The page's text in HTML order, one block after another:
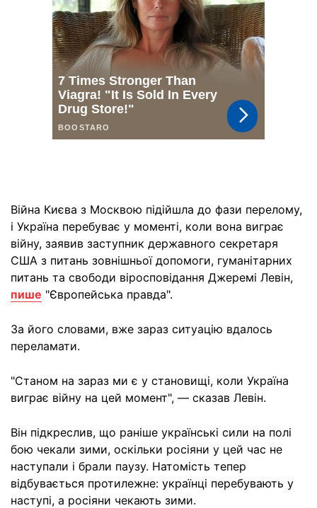
Війна Києва з Москвою підійшла до фази перелому,
і Україна перебуває у моменті, коли вона виграє
війну, заявив заступник державного секретаря
США з питань зовнішньої допомоги, гуманітарних
питань та свободи віросповідання Джеремі Левін,
пише "Європейська правда".
За його словами, вже зараз ситуацію вдалось
переламати.
"Станом на зараз ми є у становищі, коли Україна
виграє війну на цей момент", — сказав Левін.
Він підкреслив, що раніше українські сили на полі
бою чекали зими, оскільки росіяни у цей час не
наступали і брали паузу. Натомість тепер
відбувається протилежне: українці перебувають у
наступі, а росіяни чекають зими.